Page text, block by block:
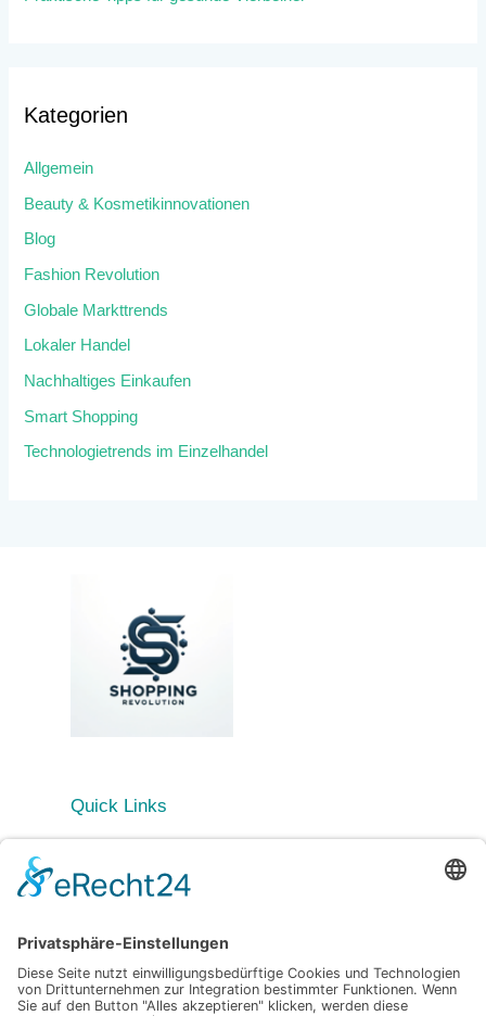
Kategorien
Allgemein
Beauty & Kosmetikinnovationen
Blog
Fashion Revolution
Globale Markttrends
Lokaler Handel
Nachhaltiges Einkaufen
Smart Shopping
Technologietrends im Einzelhandel
Quick Links
Blog
Allgemein
Beauty & Kosmetikinnovationen
Fashion Revolution